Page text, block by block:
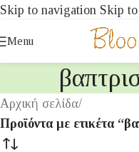
Skip to navigation Skip
Menu
Αρχική σελίδα/
Προϊόντα με ετικέτα